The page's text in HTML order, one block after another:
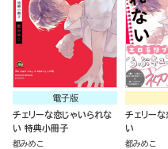
電子版
チェリーな恋じゃいられな
い 特典小冊子
都みめこ
チェリー
い
都みめこ